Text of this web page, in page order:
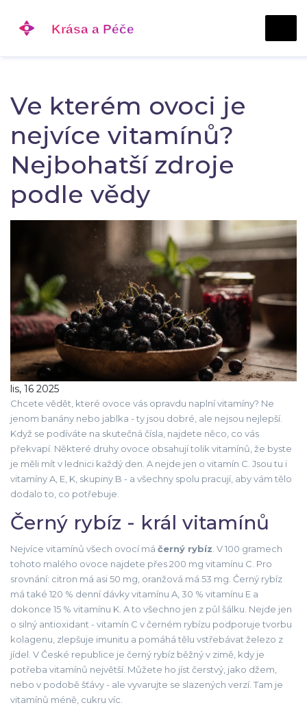
Ve kterém ovoci je
nejvíce vitamínů?
Nejbohatší zdroje
podle vědy
lis, 16 2025
Chcete vědět, které ovoce vás opravdu naplní vitamíny? Ne
jenom banány nebo jablka - ty jsou dobré, ale nejsou nejlepší.
Když se podíváte na skutečná čísla, najdete něco, co vás
překvapí. Některé druhy ovoce obsahují tolik vitamínů, že byste
je měli mít v lednici každý den. A nejde jen o vitamín C. Jsou tu i
vitamíny A, E, K, skupiny B - a všechny spolu pracují, aby vám tělo
dodalo to, co potřebuje.
Černý rybíz - král vitamínů
Nejvíce vitamínů všech ovocí má černý rybíz . V 100 gramech
tohoto malého ovoce najdete přes 200 mg vitamínu C. Pro
srovnání: citron má asi 50 mg, oranžová má 53 mg. Černý rybíz
má také 120 % denní dávky vitamínu A, 30 % vitamínu E a
dokonce 15 % vitamínu K. A to všechno jen z půl šálku. Nejde jen
o silný antioxidant - vitamín C v černém rybízu podporuje tvorbu
kolagenu, zlepšuje imunitu a pomáhá tělu vstřebávat železo z
jídel. V České republice je černý rybíz běžný v zimě, kdy je
potřeba vitamínů největší. Můžete ho jíst čerstvý, jako džem,
nebo v podobě šťávy - ale vyvarujte se slazených verzí. Tam je
vitamínů méně, cukru víc.